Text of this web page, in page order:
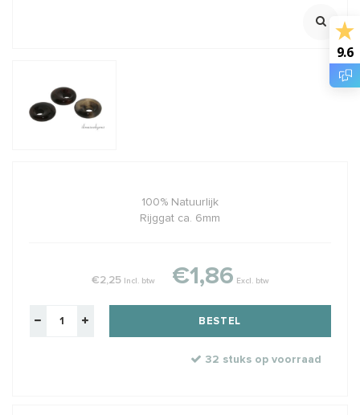
100% Natuurlijk
Rijggat ca. 6mm
€2,25 Incl. btw €1,86 Excl. btw
BESTEL
32 stuks op voorraad
9.6